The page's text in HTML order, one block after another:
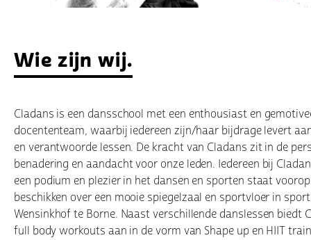
Wie zijn wij.
Cladans is een dansschool met een enthousiast en
docententeam, waarbij iedereen zijn/haar bijdrage levert
en verantwoorde lessen. De kracht van Cladans zit in de
benadering en aandacht voor onze leden. Iedereen bij
een podium en plezier in het dansen en sporten staat
beschikken over een mooie spiegelzaal en sportvloer in
Wensinkhof te Borne. Naast verschillende danslessen biedt
full body workouts aan in de vorm van Shape up en HIIT